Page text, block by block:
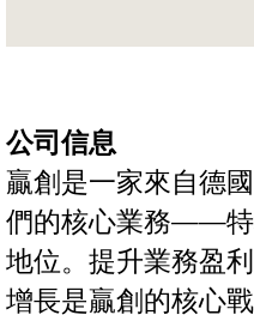
公司信息
贏創是一家來自德
們的核心業務——特
地位。提升業務盈
增長是贏創的核心